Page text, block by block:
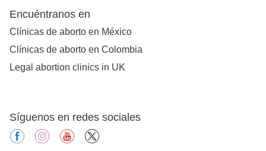
Encuéntranos en
Clínicas de aborto en México
Clínicas de aborto en Colombia
Legal abortion clinics in UK
Síguenos en redes sociales
facebookinstagramyoutube